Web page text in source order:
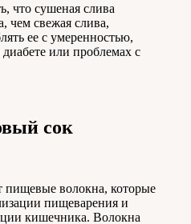
что сушеная слива
чем свежая слива,
ее с умеренностью,
или проблемах с
сок
пищевые волокна, которые
пищеварения и
кишечника. Волокна